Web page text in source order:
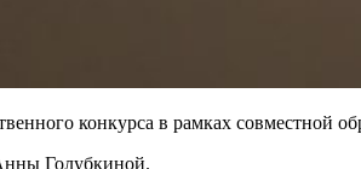
конкурса в рамках совместной
Голубкиной.